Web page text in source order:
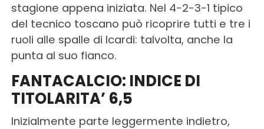
stagione appena iniziata. Nel 4-2-3-1 tipico
del tecnico toscano può ricoprire tutti e tre i
ruoli alle spalle di Icardi: talvolta, anche la
punta al suo fianco.
FANTACALCIO: INDICE DI
TITOLARITA’ 6,5
Inizialmente parte leggermente indietro,